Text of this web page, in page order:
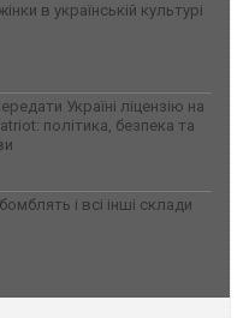
в українській культурі
Україні ліцензію на
політика, безпека та
і всі інші склади